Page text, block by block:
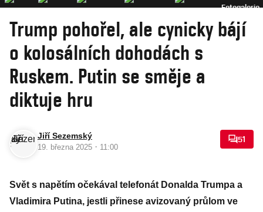
Fotogalerie
Trump pohořel, ale cynicky bájí
o kolosálních dohodách s
Ruskem. Putin se směje a
diktuje hru
Jiří Sezemský
19. března 2025 · 11:00
51
Svět s napětím očekával telefonát Donalda Trumpa a
Vladimira Putina, jestli přinese avizovaný průlom ve